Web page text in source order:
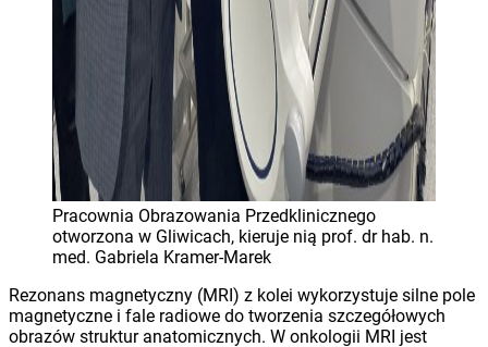
Pracownia Obrazowania Przedklinicznego
otworzona w Gliwicach, kieruje nią prof. dr hab. n.
med. Gabriela Kramer-Marek
Rezonans magnetyczny (MRI) z kolei wykorzystuje silne pole
magnetyczne i fale radiowe do tworzenia szczegółowych
obrazów struktur anatomicznych. W onkologii MRI jest